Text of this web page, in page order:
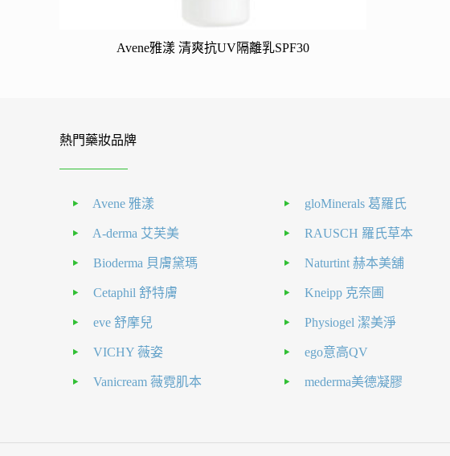
Avene雅漾 清爽抗UV隔離乳SPF30
熱門藥妝品牌
Avene 雅漾
A-derma 艾芙美
Bioderma 貝膚黛瑪
Cetaphil 舒特膚
eve 舒摩兒
VICHY 薇姿
Vanicream 薇霓肌本
gloMinerals 葛羅氏
RAUSCH 羅氏草本
Naturtint 赫本美舖
Kneipp 克奈圃
Physiogel 潔美淨
ego意高QV
mederma美德凝膠